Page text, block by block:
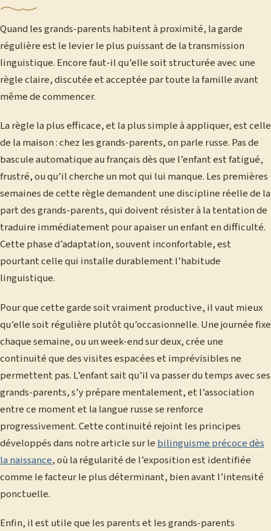
Quand les grands-parents habitent à proximité, la garde
régulière est le levier le plus puissant de la transmission
linguistique. Encore faut-il qu’elle soit structurée avec une
règle claire, discutée et acceptée par toute la famille avant
même de commencer.
La règle la plus efficace, et la plus simple à appliquer, est celle
de la maison : chez les grands-parents, on parle russe. Pas de
bascule automatique au français dès que l’enfant est fatigué,
frustré, ou qu’il cherche un mot qui lui manque. Les premières
semaines de cette règle demandent une discipline réelle de la
part des grands-parents, qui doivent résister à la tentation de
traduire immédiatement pour apaiser un enfant en difficulté.
Cette phase d’adaptation, souvent inconfortable, est
pourtant celle qui installe durablement l’habitude
linguistique.
Pour que cette garde soit vraiment productive, il vaut mieux
qu’elle soit régulière plutôt qu’occasionnelle. Une journée fixe
chaque semaine, ou un week-end sur deux, crée une
continuité que des visites espacées et imprévisibles ne
permettent pas. L’enfant sait qu’il va passer du temps avec ses
grands-parents, s’y prépare mentalement, et l’association
entre ce moment et la langue russe se renforce
progressivement. Cette continuité rejoint les principes
développés dans notre article sur le bilinguisme précoce dès
la naissance, où la régularité de l’exposition est identifiée
comme le facteur le plus déterminant, bien avant l’intensité
ponctuelle.
Enfin, il est utile que les parents et les grands-parents